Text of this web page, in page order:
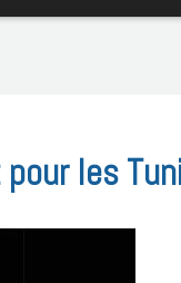
pour les